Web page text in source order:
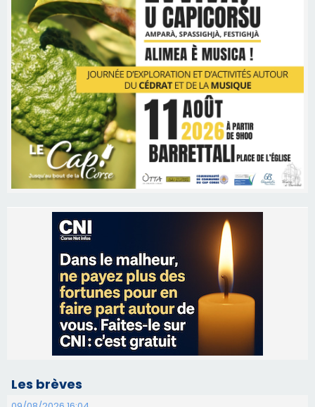
Les brèves
09/08/2026 16:04
Sénatoriales 2B – Jean-François Gaspari retire
sa candidature
09/08/2026 11:04
Festa di l’Associi Curtinesi le 13 septembre
06/08/2026 15:57
Ucciani – Marché des producteurs à Cruculi le